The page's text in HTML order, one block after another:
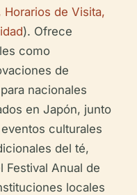
de Visita,
). Ofrece
como
de
nacionales
en Japón, junto
culturales
del té,
Festival Anual de
locales